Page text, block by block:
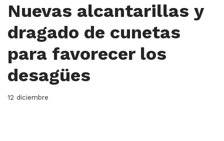
Nuevas alcantarillas y
dragado de cunetas
para favorecer los
desagües
12 diciembre